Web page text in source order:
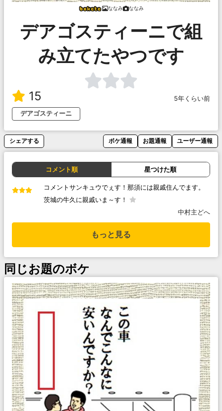
ななみ ななみ
デアゴスティーニで組
み立てたやつです
15
5年くらい前
デアゴスティーニ
シェアする ボケ通報 お題通報 ユーザー通報
コメント順 星つけた順
コメントサンキュウでぇす！那須には親戚住んでます。
茨城の牛久に親戚いま～す！
中村主どへ
もっと見る
同じお題のボケ